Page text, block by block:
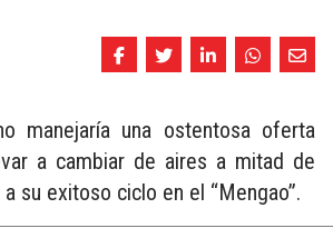
manejaría una ostentosa oferta
a cambiar de aires a mitad de
su exitoso ciclo en el “Mengao”.